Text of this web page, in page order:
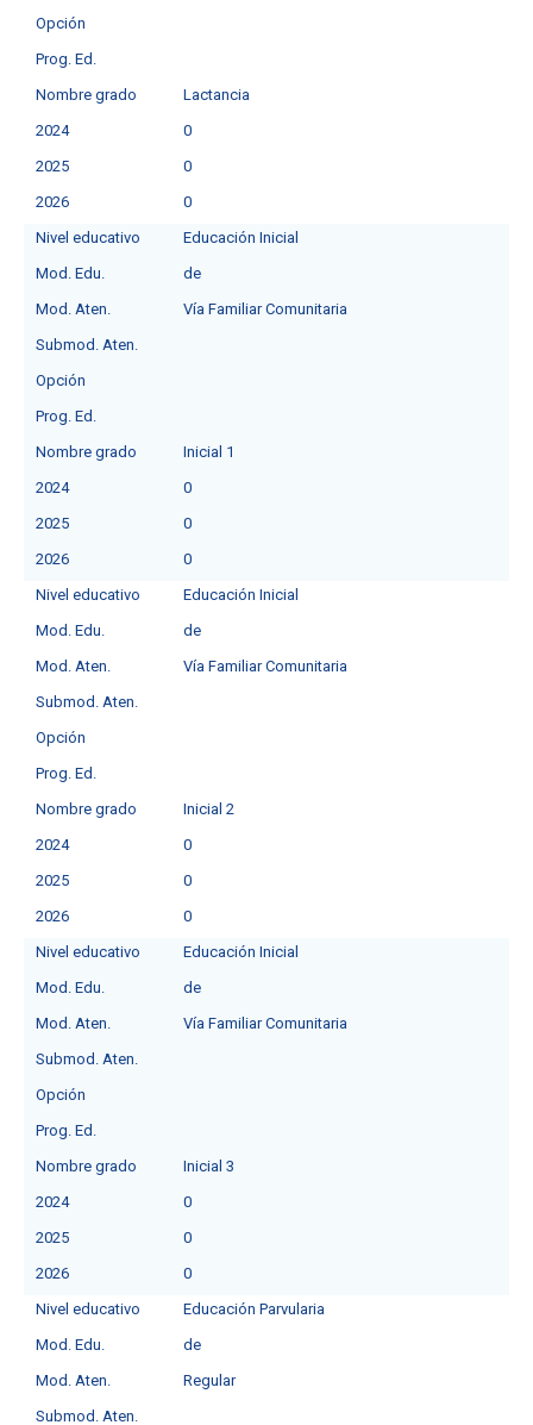
Opción
Prog. Ed.
Nombre grado
Lactancia
2024
0
2025
0
2026
0
Nivel educativo
Educación Inicial
Mod. Edu.
de
Mod. Aten.
Vía Familiar Comunitaria
Submod. Aten.
Opción
Prog. Ed.
Nombre grado
Inicial 1
2024
0
2025
0
2026
0
Nivel educativo
Educación Inicial
Mod. Edu.
de
Mod. Aten.
Vía Familiar Comunitaria
Submod. Aten.
Opción
Prog. Ed.
Nombre grado
Inicial 2
2024
0
2025
0
2026
0
Nivel educativo
Educación Inicial
Mod. Edu.
de
Mod. Aten.
Vía Familiar Comunitaria
Submod. Aten.
Opción
Prog. Ed.
Nombre grado
Inicial 3
2024
0
2025
0
2026
0
Nivel educativo
Educación Parvularia
Mod. Edu.
de
Mod. Aten.
Regular
Submod. Aten.